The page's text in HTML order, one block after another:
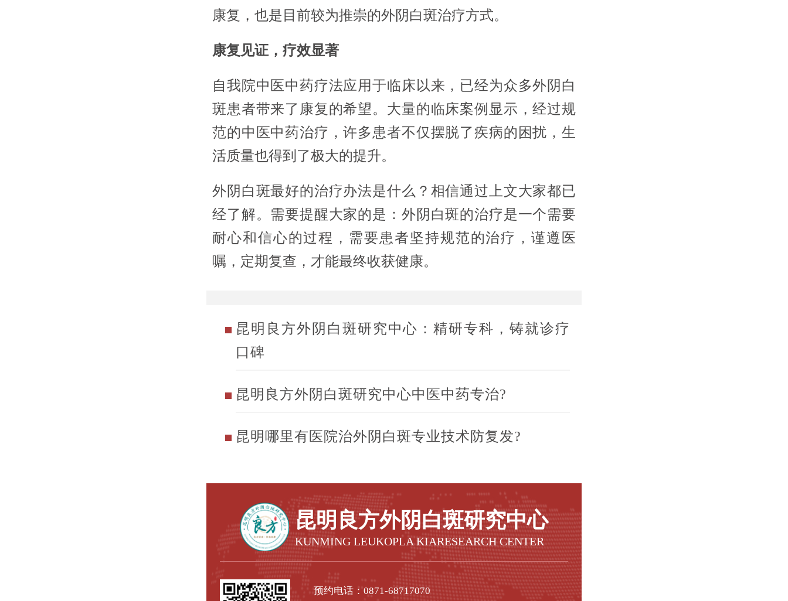
康复，也是目前较为推崇的外阴白斑治疗方式。
康复见证，疗效显著
自我院中医中药疗法应用于临床以来，已经为众多外阴白
斑患者带来了康复的希望。大量的临床案例显示，经过规
范的中医中药治疗，许多患者不仅摆脱了疾病的困扰，生
活质量也得到了极大的提升。
外阴白斑最好的治疗办法是什么？相信通过上文大家都已
经了解。需要提醒大家的是：外阴白斑的治疗是一个需要
耐心和信心的过程，需要患者坚持规范的治疗，谨遵医
嘱，定期复查，才能最终收获健康。
昆明良方外阴白斑研究中心：精研专科，铸就诊疗
口碑
昆明良方外阴白斑研究中心中医中药专治?
昆明哪里有医院治外阴白斑专业技术防复发?
昆明良方外阴白斑研究中心
KUNMING LEUKOPLA KIARESEARCH CENTER
预约电话：0871-68717070